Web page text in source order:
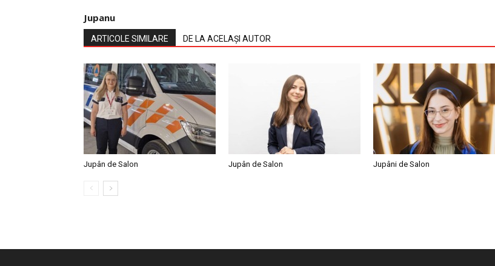
Jupanu
ARTICOLE SIMILARE DE LA ACELAȘI AUTOR
Jupân de Salon Jupân de Salon Jupâni de Salon